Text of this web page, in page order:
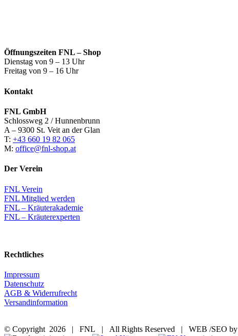
Öffnungszeiten FNL – Shop
Dienstag von 9 – 13 Uhr
Freitag von 9 – 16 Uhr
Kontakt
FNL GmbH
Schlossweg 2 / Hunnenbrunn
A – 9300 St. Veit an der Glan
T: +43 660 19 82 065
M: office@fnl-shop.at
Der Verein
FNL Verein
FNL Mitglied werden
FNL – Kräuterakademie
FNL – Kräuterexperten
Rechtliches
Impressum
Datenschutz
AGB & Widerrufrecht
Versandinformation
© Copyright 2026 | FNL | All Rights Reserved | WEB /SEO by